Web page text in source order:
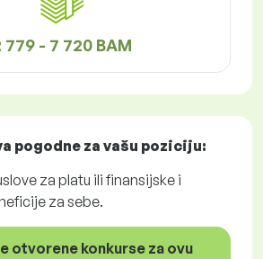
779 - 7 720 BAM
pogodne za vašu poziciju:
za platu ili finansijske i
za sebe.
otvorene konkurse za ovu